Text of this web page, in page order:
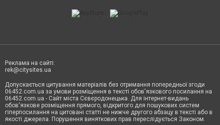
Реклама на сайті:
rek@citysites.ua
Допускається цитування матеріалів без отримання попередньої згоди
06452.com.ua за умови розміщення в тексті обов'язкового посилання на
06452.com.ua - Сайт міста Сєвєродонецька. Для інтернет-видань
обов'язкове розміщення прямого, відкритого для пошукових систем
гіперпосилання на цитовані статті не нижче другого абзацу в тексті або в
якості джерела. Порушення виняткових прав переслідується Законом.